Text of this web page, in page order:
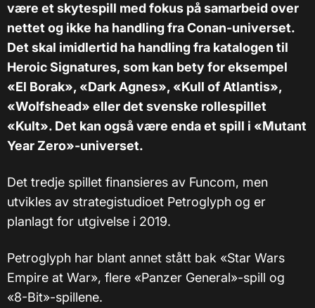
være et skytespill med fokus på samarbeid over
nettet og ikke ha handling fra Conan-universet.
Det skal imidlertid ha handling fra katalogen til
Heroic Signatures, som kan bety for eksempel
«El Borak», «Dark Agnes», «Kull of Atlantis»,
«Wolfshead» eller det svenske rollespillet
«Kult». Det kan også være enda et spill i «Mutant
Year Zero»-universet.
Det tredje spillet finansieres av Funcom, men
utvikles av strategistudioet Petroglyph og er
planlagt for utgivelse i 2019.
Petroglyph har blant annet stått bak «Star Wars
Empire at War», flere «Panzer General»-spill og
«8-Bit»-spillene.